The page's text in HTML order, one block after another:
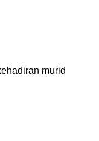
murid